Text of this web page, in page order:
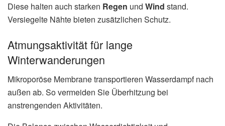
Diese halten auch starken Regen und Wind stand.
Versiegelte Nähte bieten zusätzlichen Schutz.
Atmungsaktivität für lange
Winterwanderungen
Mikroporöse Membrane transportieren Wasserdampf nach
außen ab. So vermeiden Sie Überhitzung bei
anstrengenden Aktivitäten.